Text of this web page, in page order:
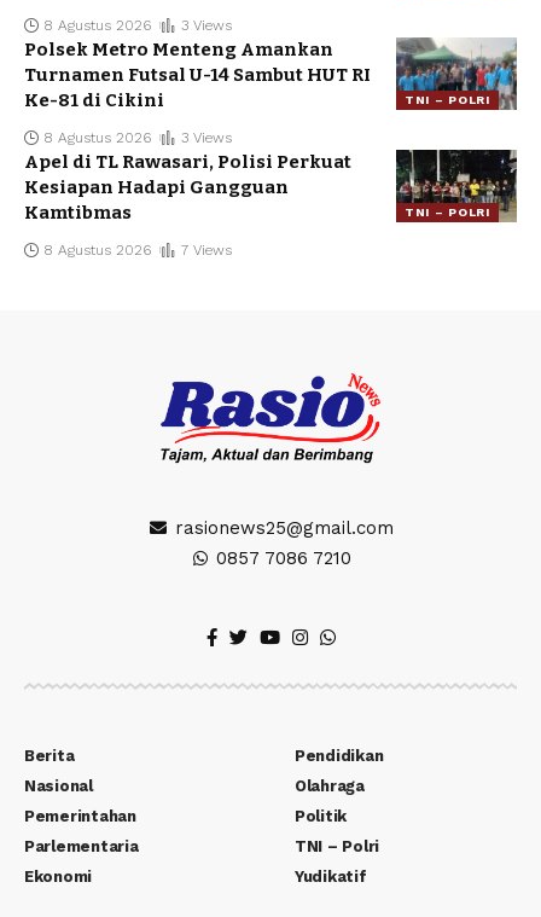
8 Agustus 2026 3 Views
TNI – POLRI
Polsek Metro Menteng Amankan
Turnamen Futsal U-14 Sambut HUT RI
Ke-81 di Cikini
8 Agustus 2026 3 Views
TNI – POLRI
Apel di TL Rawasari, Polisi Perkuat
Kesiapan Hadapi Gangguan
Kamtibmas
8 Agustus 2026 7 Views
rasionews25@gmail.com
0857 7086 7210
Berita
Nasional
Pemerintahan
Parlementaria
Ekonomi
Pendidikan
Olahraga
Politik
TNI – Polri
Yudikatif